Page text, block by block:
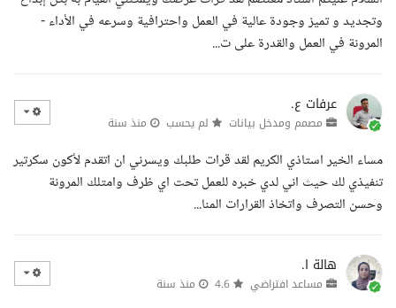
وتجديد و تميز وجودة عالية في العمل واحترافية وسرعه في الأداء -
المرونة في العمل والقدرة على ت...
عرفات ع.
مصمم ومدخل بيانات لم يحسب منذ سنة
مساء الخير استاذي الكريم لقد قرات طلبك ويسرني ان اتقدم لأكون سكرتير
تنفيذي لك حيث اني لدي خبره للعمل تحت اي ظرف وامتلك المرونة
وحسن التصرف واتخاذ القرارات المنا...
هالة ا.
مساعد افتراضي منذ سنة